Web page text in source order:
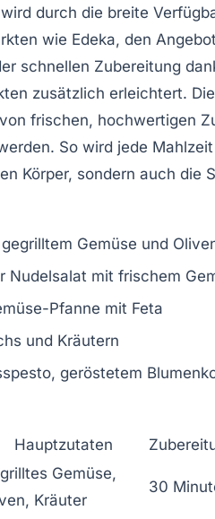
wird durch die breite
wie Edeka, den
schnellen Zubereitung
zusätzlich erleichtert. Die
frischen, hochwertigen
So wird jede
Körper, sondern auch die
Gemüse und
Nudelsalat mit frischem
Pfanne mit Feta
und Kräutern
geröstetem
Hauptzutaten
Gemüse,
Kräuter
30